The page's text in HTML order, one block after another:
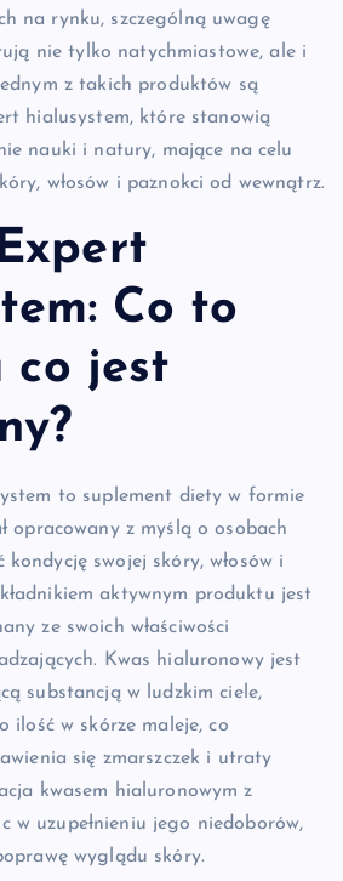
na rynku, szczególną uwagę
nie tylko natychmiastowe, ale i
z takich produktów są
hialusystem, które stanowią
nauki i natury, mające na celu
włosów i paznokci od wewnątrz.
Co to
co jest
to suplement diety w formie
opracowany z myślą o osobach
swojej skóry, włosów i
aktywnym produktu jest
ze swoich właściwości
Kwas hialuronowy jest
substancją w ludzkim ciele,
ilość w skórze maleje, co
się zmarszczek i utraty
kwasem hialuronowym z
w uzupełnieniu jego niedoborów,
wyglądu skóry.